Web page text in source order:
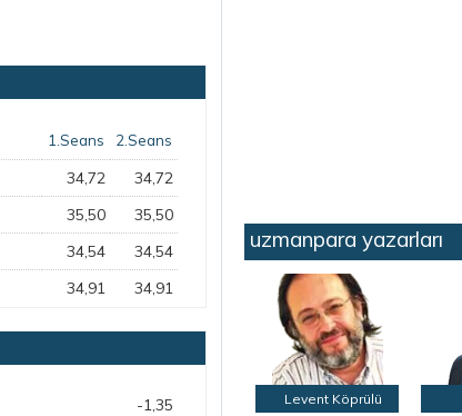
1.Seans 2.Seans
34,72 34,72
35,50 35,50
34,54 34,54
34,91 34,91
-1,35
uzmanpara yazarları
Levent Köprülü